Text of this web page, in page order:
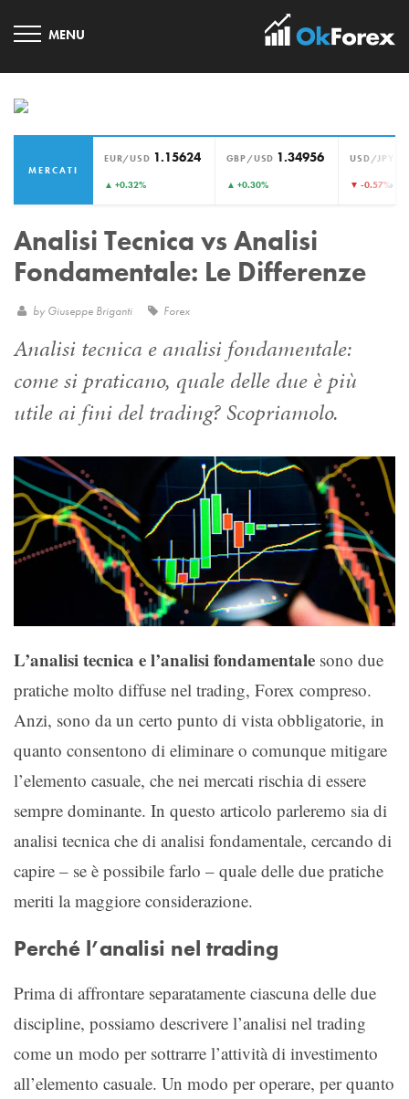
MERCATI
EUR/USD 1.15624
▲ +0.32%
GBP/USD 1.34956
▲ +0.30%
USD/JPY
▼ -0.57%›
Analisi Tecnica vs Analisi
Fondamentale: Le Differenze
by Giuseppe Briganti Forex
Analisi tecnica e analisi fondamentale:
come si praticano, quale delle due è più
utile ai fini del trading? Scopriamolo.
L’analisi tecnica e l’analisi fondamentale sono due
pratiche molto diffuse nel trading, Forex compreso.
Anzi, sono da un certo punto di vista obbligatorie, in
quanto consentono di eliminare o comunque mitigare
l’elemento casuale, che nei mercati rischia di essere
sempre dominante. In questo articolo parleremo sia di
analisi tecnica che di analisi fondamentale, cercando di
capire – se è possibile farlo – quale delle due pratiche
meriti la maggiore considerazione.
Perché l’analisi nel trading
Prima di affrontare separatamente ciascuna delle due
discipline, possiamo descrivere l’analisi nel trading
come un modo per sottrarre l’attività di investimento
all’elemento casuale. Un modo per operare, per quanto